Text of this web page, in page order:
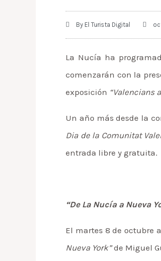
By El Turista Digital
La Nucía ha
comenzarán con la
exposición “Valencians
Un año más desde la
Dia de la Comunitat
entrada libre y gratuita.
“De La Nucía a Nueva
El martes 8 de octubre
Nueva York”de Miguel